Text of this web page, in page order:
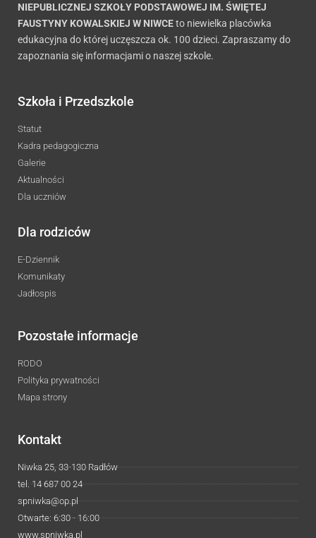
NIEPUBLICZNEJ SZKOŁY PODSTAWOWEJ IM. ŚWIĘTEJ
FAUSTYNY KOWALSKIEJ W NIWCEto niewielka placówka
edukacyjna do której uczęszcza ok. 100 dzieci. Zapraszamy do
zapoznania się informacjami o naszej szkole.
Szkoła i Przedszkole
Statut
Kadra pedagogiczna
Galerie
Aktualności
Dla uczniów
Dla rodziców
E-Dziennik
Komunikaty
Jadłospis
Pozostałe informacje
RODO
Polityka prywatności
Mapa strony
Kontakt
Niwka 25, 33-130 Radłów
tel. 14 687 00 24
spniwka@op.pl
Otwarte: 6:30 - 16:00
www.spniwka.pl